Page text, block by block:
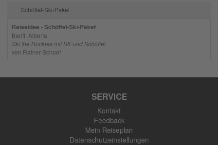
Schöffel-Ski-Paket
Reiseidee - Schöffel-Ski-Paket
Banff, Alberta
Ski the Rockies mit SK und Schöffel
von Rainer Schoof
SERVICE
Kontakt
Feedback
Mein Reiseplan
Datenschutzeinstellungen